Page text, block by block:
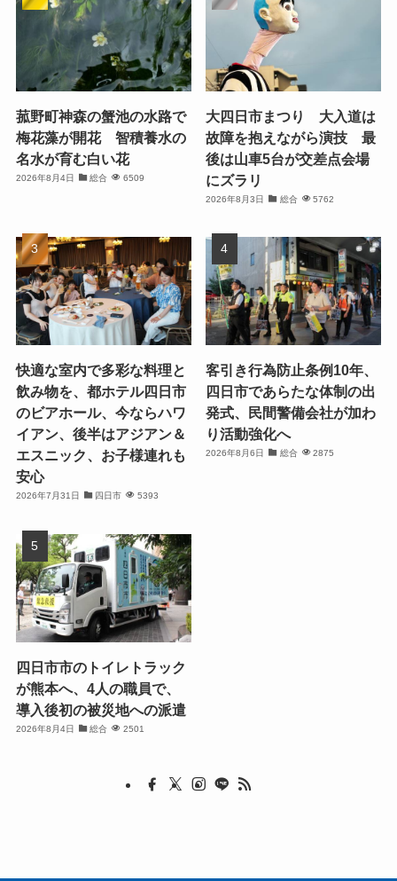
菰野町神森の蟹池の水路で
梅花藻が開花 智積養水の
名水が育む白い花
2026年8月4日 総合 6509
大四日市まつり 大入道は
故障を抱えながら演技 最
後は山車5台が交差点会場
にズラリ
2026年8月3日 総合 5762
快適な室内で多彩な料理と
飲み物を、都ホテル四日市
のビアホール、今ならハワ
イアン、後半はアジアン＆
エスニック、お子様連れも
安心
2026年7月31日 四日市 5393
客引き行為防止条例10年、
四日市であらたな体制の出
発式、民間警備会社が加わ
り活動強化へ
2026年8月6日 総合 2875
四日市市のトイレトラック
が熊本へ、4人の職員で、
導入後初の被災地への派遣
2026年8月4日 総合 2501